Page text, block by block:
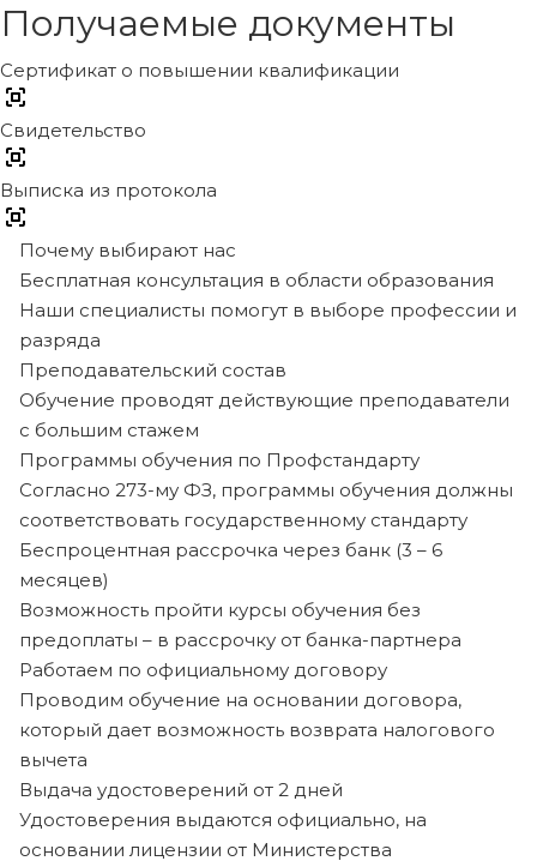
Получаемые документы
Сертификат о повышении квалификации
Свидетельство
Выписка из протокола
Почему выбирают нас
Бесплатная консультация в области образования
Наши специалисты помогут в выборе профессии и
разряда
Преподавательский состав
Обучение проводят действующие преподаватели
с большим стажем
Программы обучения по Профстандарту
Согласно 273-му ФЗ, программы обучения должны
соответствовать государственному стандарту
Беспроцентная рассрочка через банк (3 – 6
месяцев)
Возможность пройти курсы обучения без
предоплаты – в рассрочку от банка-партнера
Работаем по официальному договору
Проводим обучение на основании договора,
который дает возможность возврата налогового
вычета
Выдача удостоверений от 2 дней
Удостоверения выдаются официально, на
основании лицензии от Министерства